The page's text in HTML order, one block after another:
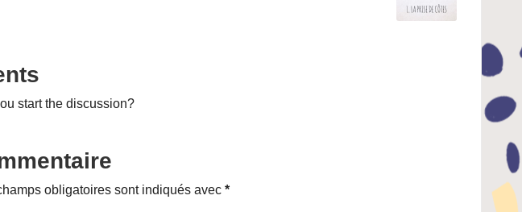
start the discussion?
obligatoires sont indiqués avec *